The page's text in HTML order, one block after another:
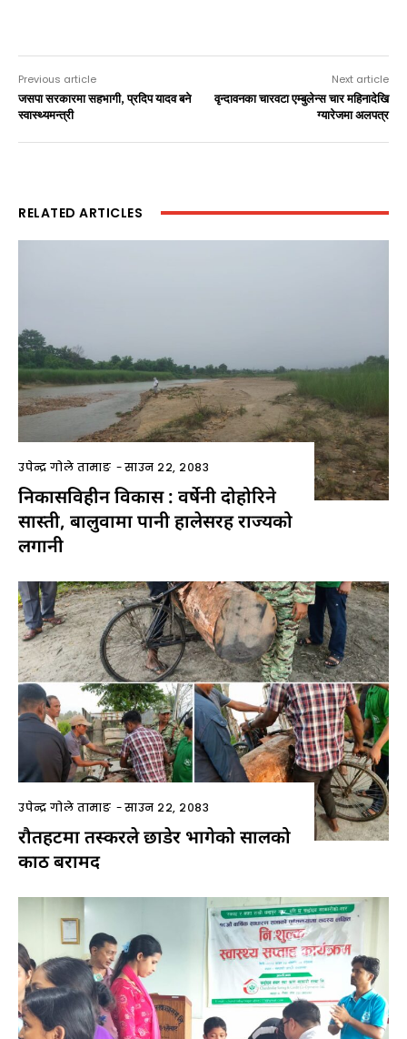
Previous article
जसपा सरकारमा सहभागी, प्रदिप यादव बने
स्वास्थ्यमन्त्री
Next article
वृन्दावनका चारवटा एम्बुलेन्स चार महिनादेखि
ग्यारेजमा अलपत्र
RELATED ARTICLES
उपेन्द्र गोले तामाङ -साउन २२, २०८३
निकासविहीन विकास : वर्षेनी दोहोरिने
सास्ती, बालुवामा पानी हालेसरह राज्यको
लगानी
उपेन्द्र गोले तामाङ -साउन २२, २०८३
रौतहटमा तस्करले छाडेर भागेको सालको
काठ बरामद